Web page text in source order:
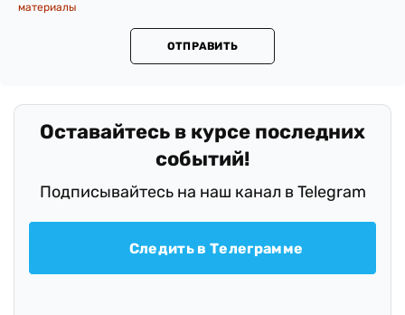
материалы
ОТПРАВИТЬ
Оставайтесь в курсе последних
событий!
Подписывайтесь на наш канал в Telegram
Следить в Телеграмме